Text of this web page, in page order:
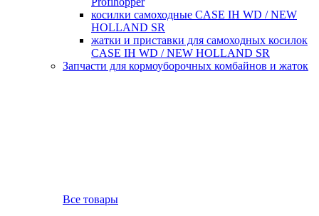
косилки самоходные CASE IH WD / NEW
HOLLAND SR
жатки и приставки для самоходных косилок
CASE IH WD / NEW HOLLAND SR
Запчасти для кормоуборочных комбайнов и жаток
Все товары